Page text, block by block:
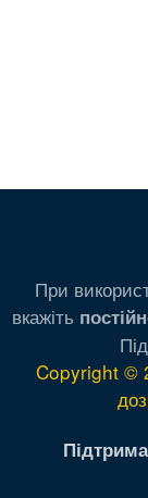
При
вкажіть
Copyright ©